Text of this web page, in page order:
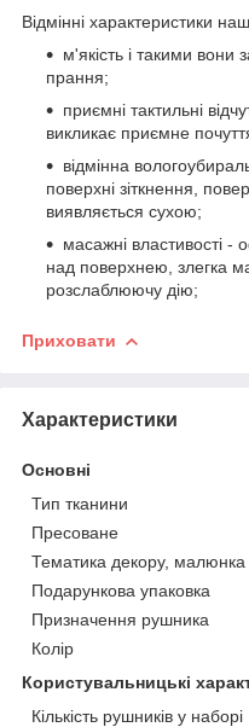
Відмінні характеристики
м'якість і такими вони
прання;
приємні тактильні
викликає приємне
відмінна
поверхні зіткнення,
виявляється сухою;
масажні властивості -
над поверхнею, злегка
розслаблюючу дію;
Приховати
Характеристики
Основні
Тип тканини
Пресоване
Тематика декору, малюнка
Подарункова упаковка
Призначення рушника
Колір
Користувальницькі
Кількість рушників у наборі